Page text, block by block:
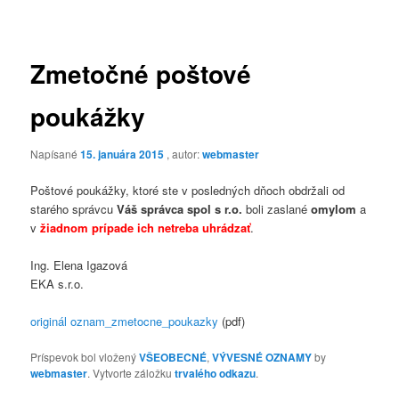
Zmetočné poštové
poukážky
Napísané15. januára 2015 , autor:webmaster
Poštové poukážky, ktoré ste v posledných dňoch obdržali od
starého správcuVáš správca spol s r.o. boli zaslanéomylom a
vžiadnom prípade ich netreba uhrádzať.
Ing. Elena Igazová
EKA s.r.o.
originál oznam_zmetocne_poukazky (pdf)
Príspevok bol vloženýVŠEOBECNÉ,VÝVESNÉ OZNAMYby
webmaster. Vytvorte záložkutrvalého odkazu.